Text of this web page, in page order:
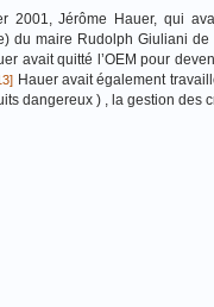
2001, Jérôme Hauer, qui
du maire Rudolph Giuliani
avait quitté l’OEM pour
Hauer avait également
dangereux ) , la gestion des